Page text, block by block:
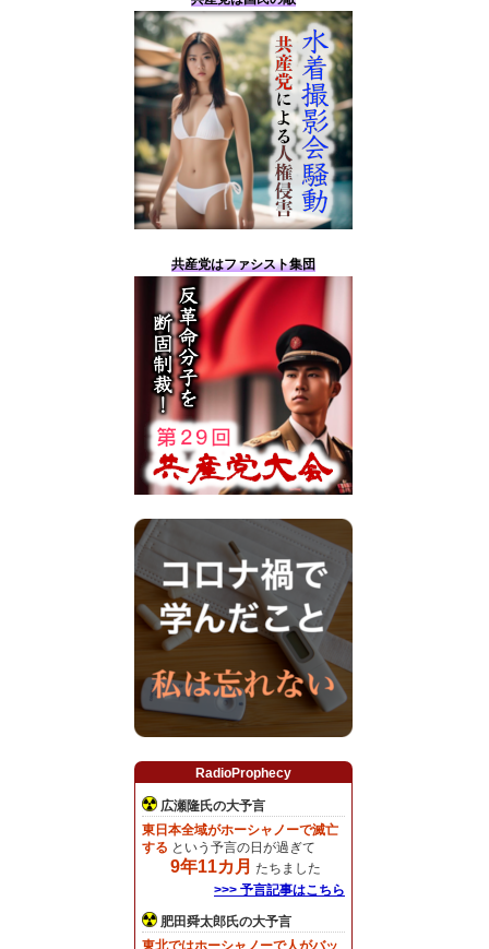
共産党はファシスト集団